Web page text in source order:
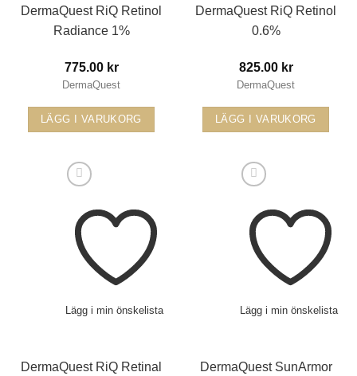
DermaQuest RiQ Retinol
Radiance 1%
775.00 kr
DermaQuest
LÄGG I VARUKORG
DermaQuest RiQ Retinol
0.6%
825.00 kr
DermaQuest
LÄGG I VARUKORG
Lägg i min önskelista
DermaQuest RiQ Retinal
Lägg i min önskelista
DermaQuest SunArmor